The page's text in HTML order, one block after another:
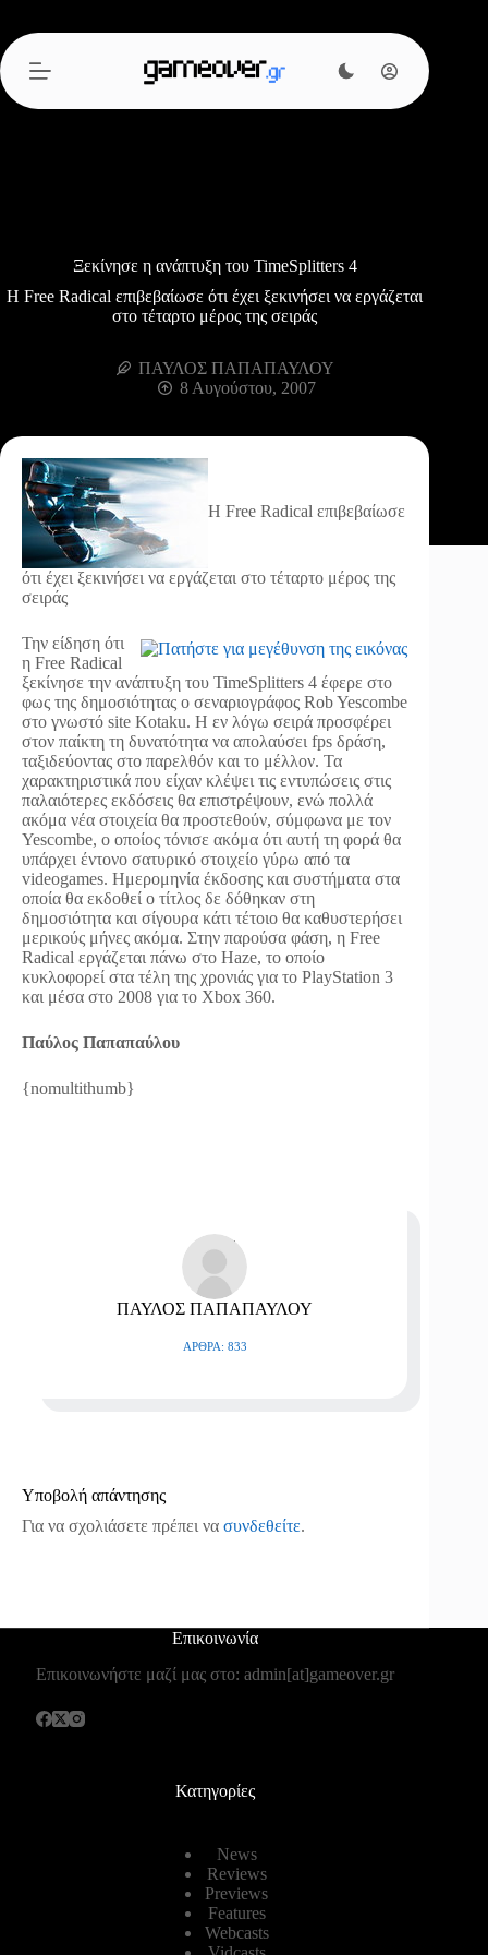
περιεχόμενο
Ξεκίνησε η ανάπτυξη του TimeSplitters 4
H Free Radical επιβεβαίωσε ότι έχει ξεκινήσει να εργάζεται
στο τέταρτο μέρος της σειράς
ΠΑΥΛΟΣ ΠΑΠΑΠΑΥΛΟΥ
8 Αυγούστου, 2007
H Free Radical επιβεβαίωσε
ότι έχει ξεκινήσει να εργάζεται στο τέταρτο μέρος της
σειράς
Την είδηση ότι
η Free Radical
ξεκίνησε την ανάπτυξη του TimeSplitters 4 έφερε στο
φως της δημοσιότητας ο σεναριογράφος Rob Yescombe
στο γνωστό site Kotaku. Η εν λόγω σειρά προσφέρει
στον παίκτη τη δυνατότητα να απολαύσει fps δράση,
ταξιδεύοντας στο παρελθόν και το μέλλον. Τα
χαρακτηριστικά που είχαν κλέψει τις εντυπώσεις στις
παλαιότερες εκδόσεις θα επιστρέψουν, ενώ πολλά
ακόμα νέα στοιχεία θα προστεθούν, σύμφωνα με τον
Yescombe, ο οποίος τόνισε ακόμα ότι αυτή τη φορά θα
υπάρχει έντονο σατυρικό στοιχείο γύρω από τα
videogames. Ημερομηνία έκδοσης και συστήματα στα
οποία θα εκδοθεί ο τίτλος δε δόθηκαν στη
δημοσιότητα και σίγουρα κάτι τέτοιο θα καθυστερήσει
μερικούς μήνες ακόμα. Στην παρούσα φάση, η Free
Radical εργάζεται πάνω στο Haze, το οποίο
κυκλοφορεί στα τέλη της χρονιάς για το PlayStation 3
και μέσα στο 2008 για το Xbox 360.
Παύλος Παπαπαύλου
{nomultithumb}
ΠΑΥΛΟΣ ΠΑΠΑΠΑΥΛΟΥ
ΆΡΘΡΑ: 833
Υποβολή απάντησης
Για να σχολιάσετε πρέπει να συνδεθείτε.
Επικοινωνία
Επικοινωνήστε μαζί μας στο: admin[at]gameover.gr
Κατηγορίες
News
Reviews
Previews
Features
Webcasts